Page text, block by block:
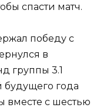
спасти матч.
победу с
в
группы 3.1
будущего года
вместе с шестью